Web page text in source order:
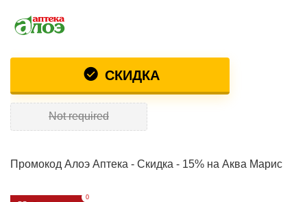
СКИДКА
Not required
Промокод Алоэ Аптека - Скидка - 15% на Аква Марис
0